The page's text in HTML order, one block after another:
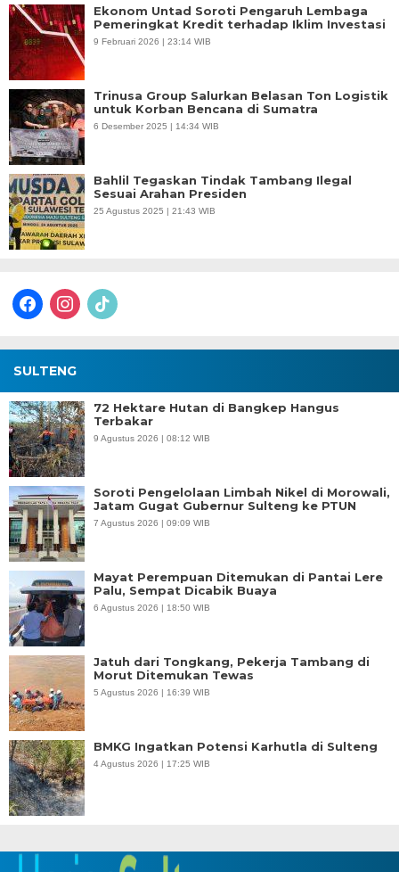
Ekonom Untad Soroti Pengaruh Lembaga
Pemeringkat Kredit terhadap Iklim Investasi
9 Februari 2026 | 23:14 WIB
Trinusa Group Salurkan Belasan Ton Logistik
untuk Korban Bencana di Sumatra
6 Desember 2025 | 14:34 WIB
Bahlil Tegaskan Tindak Tambang Ilegal
Sesuai Arahan Presiden
25 Agustus 2025 | 21:43 WIB
facebookinstagram
tiktok
SULTENG
72 Hektare Hutan di Bangkep Hangus
Terbakar
9 Agustus 2026 | 08:12 WIB
Soroti Pengelolaan Limbah Nikel di Morowali,
Jatam Gugat Gubernur Sulteng ke PTUN
7 Agustus 2026 | 09:09 WIB
Mayat Perempuan Ditemukan di Pantai Lere
Palu, Sempat Dicabik Buaya
6 Agustus 2026 | 18:50 WIB
Jatuh dari Tongkang, Pekerja Tambang di
Morut Ditemukan Tewas
5 Agustus 2026 | 16:39 WIB
BMKG Ingatkan Potensi Karhutla di Sulteng
4 Agustus 2026 | 17:25 WIB